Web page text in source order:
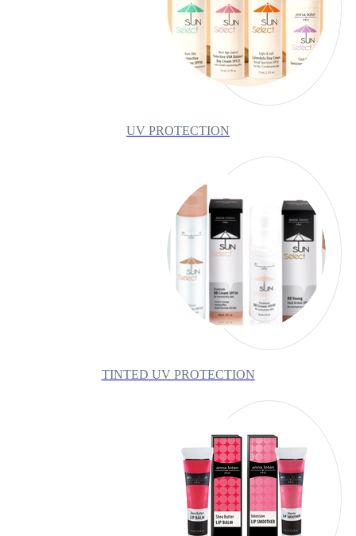
UV PROTECTION
TINTED UV PROTECTION